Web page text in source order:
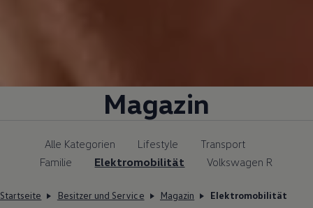
Magazin
Alle Kategorien Lifestyle
Transport
Familie
Elektromobilität Volkswagen R
Startseite Besitzer und Service Magazin Elektromobilität